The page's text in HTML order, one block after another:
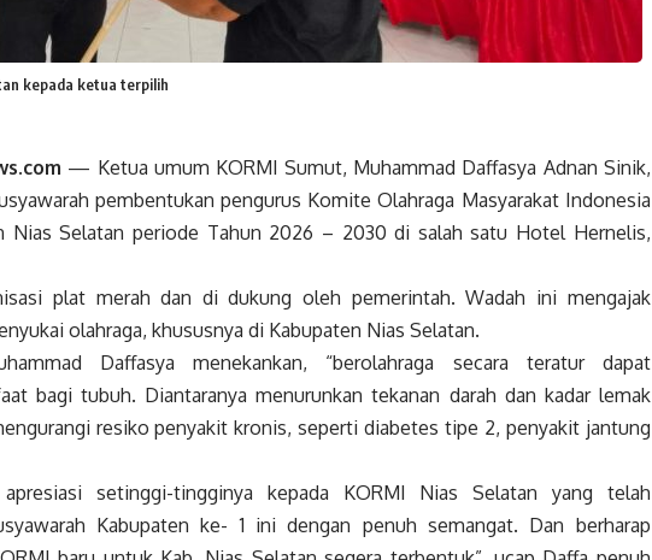
kepada ketua terpilih
— Ketua umum KORMI Sumut, Muhammad Daffasya Adnan Sinik,
pembentukan pengurus Komite Olahraga Masyarakat Indonesia
Nias Selatan periode Tahun 2026 – 2030 di salah satu Hotel Hernelis,
plat merah dan di dukung oleh pemerintah. Wadah ini mengajak
olahraga, khususnya di Kabupaten Nias Selatan.
Daffasya menekankan, “berolahraga secara teratur dapat
bagi tubuh. Diantaranya menurunkan tekanan darah dan kadar lemak
resiko penyakit kronis, seperti diabetes tipe 2, penyakit jantung
setinggi-tingginya kepada KORMI Nias Selatan yang telah
Kabupaten ke- 1 ini dengan penuh semangat. Dan berharap